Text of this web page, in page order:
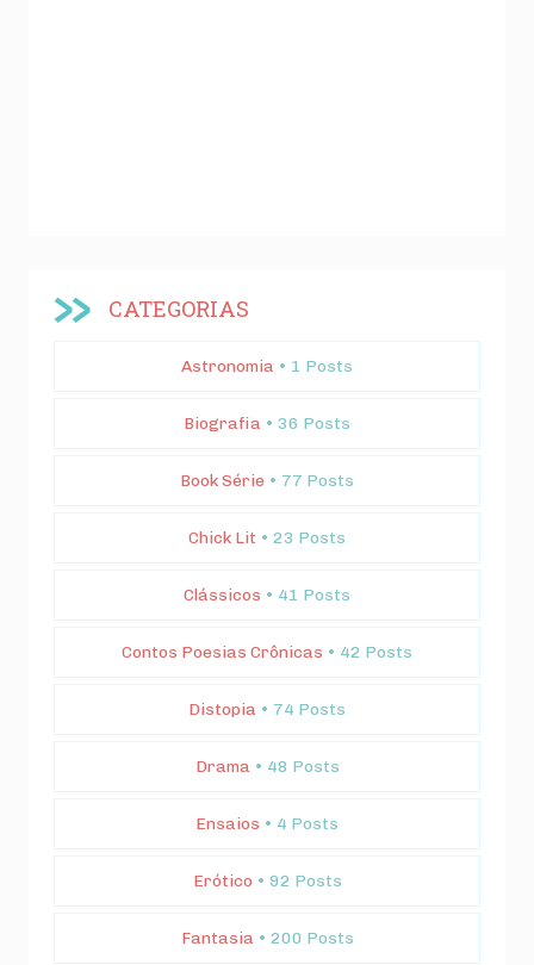
CATEGORIAS
Astronomia • 1 Posts
Biografia • 36 Posts
Book Série • 77 Posts
Chick Lit • 23 Posts
Clássicos • 41 Posts
Contos Poesias Crônicas • 42 Posts
Distopia • 74 Posts
Drama • 48 Posts
Ensaios • 4 Posts
Erótico • 92 Posts
Fantasia • 200 Posts